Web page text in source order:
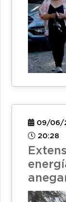
09/06/
20:28